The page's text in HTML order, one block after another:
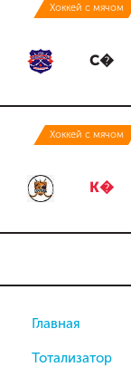
Хоккей с мячом
С�
Хоккей с мячом
К�
Главная
Тотализатор